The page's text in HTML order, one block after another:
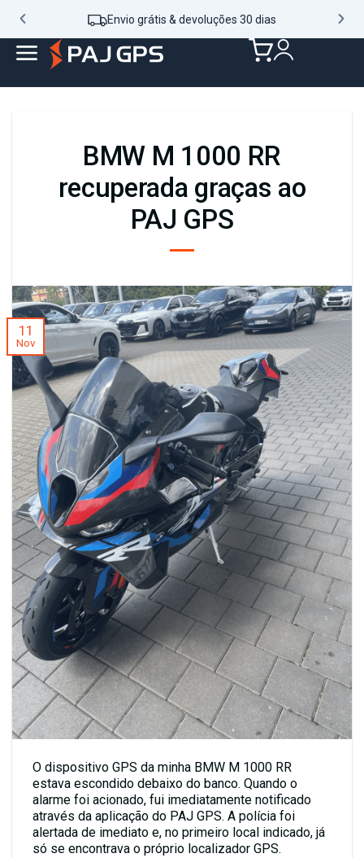
Envio grátis & devoluções 30 dias
BMW M 1000 RR
recuperada graças ao
PAJ GPS
11
Nov
O dispositivo GPS da minha BMW M 1000 RR
estava escondido debaixo do banco. Quando o
alarme foi acionado, fui imediatamente notificado
através da aplicação do PAJ GPS. A polícia foi
alertada de imediato e, no primeiro local indicado, já
só se encontrava o próprio localizador GPS.